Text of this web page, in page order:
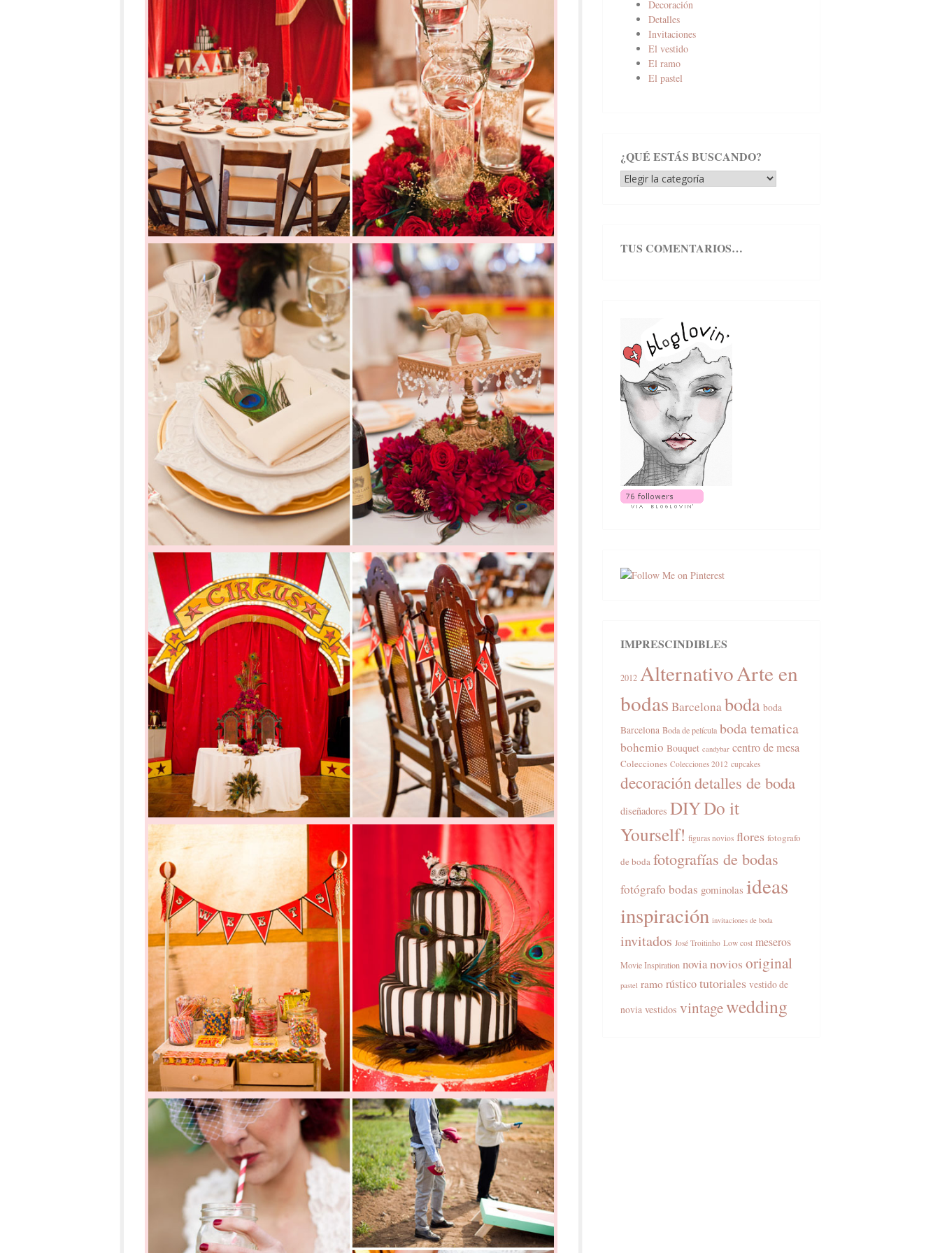
Decoración
Detalles
Invitaciones
El vestido
El ramo
El pastel
¿QUÉ ESTÁS BUSCANDO?
¿Qué
TUS COMENTARIOS…
IMPRESCINDIBLES
2012 AlternativoArte en
bodas Barcelonaboda boda
Barcelona Boda de película boda tematica
bohemio Bouquet candybar centro de mesa
Colecciones Colecciones 2012 cupcakes
decoracióndetalles de boda
diseñadores DIYDo it
Yourself! figuras novios flores fotografo
de boda fotografías de bodas
fotógrafo bodas gominolas ideas
inspiración invitaciones de boda
invitados José Troitinho Low cost meseros
Movie Inspiration novianovios original
pastel ramo rústicotutoriales vestido de
novia vestidos vintagewedding